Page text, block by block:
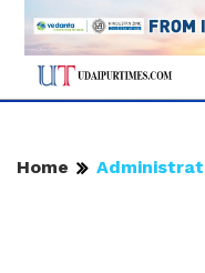
Home